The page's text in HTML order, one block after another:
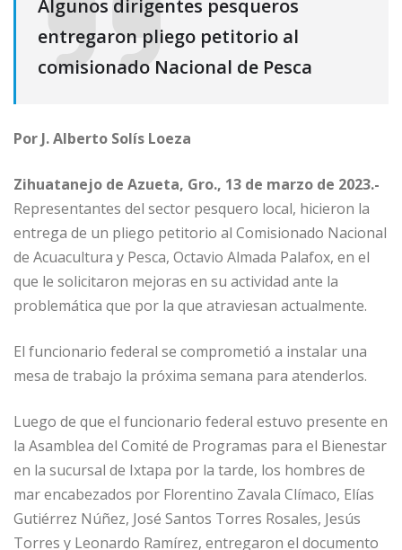
Algunos dirigentes pesqueros
entregaron pliego petitorio al
comisionado Nacional de Pesca
Por J. Alberto Solís Loeza
Zihuatanejo de Azueta, Gro., 13 de marzo de 2023.-
Representantes del sector pesquero local, hicieron la
entrega de un pliego petitorio al Comisionado Nacional
de Acuacultura y Pesca, Octavio Almada Palafox, en el
que le solicitaron mejoras en su actividad ante la
problemática que por la que atraviesan actualmente.
El funcionario federal se comprometió a instalar una
mesa de trabajo la próxima semana para atenderlos.
Luego de que el funcionario federal estuvo presente en
la Asamblea del Comité de Programas para el Bienestar
en la sucursal de Ixtapa por la tarde, los hombres de
mar encabezados por Florentino Zavala Clímaco, Elías
Gutiérrez Núñez, José Santos Torres Rosales, Jesús
Torres y Leonardo Ramírez, entregaron el documento